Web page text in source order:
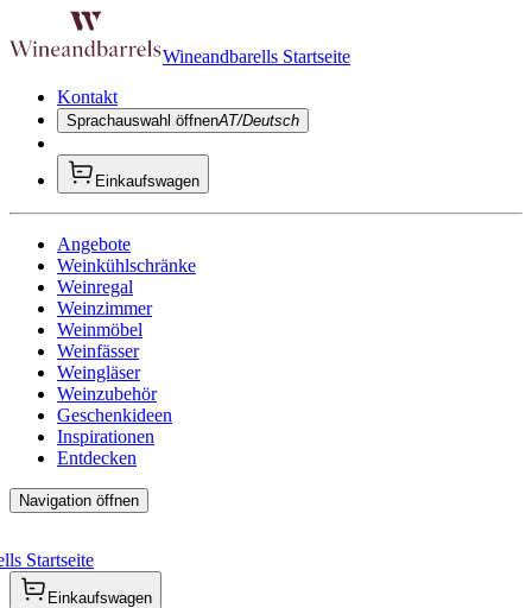
Wineandbarells Startseite
Kontakt
Sprachauswahl öffnenAT/Deutsch
Einkaufswagen
Angebote
Weinkühlschränke
Weinregal
Weinzimmer
Weinmöbel
Weinfässer
Weingläser
Weinzubehör
Geschenkideen
Inspirationen
Entdecken
Navigation öffnen
Startseite
Einkaufswagen